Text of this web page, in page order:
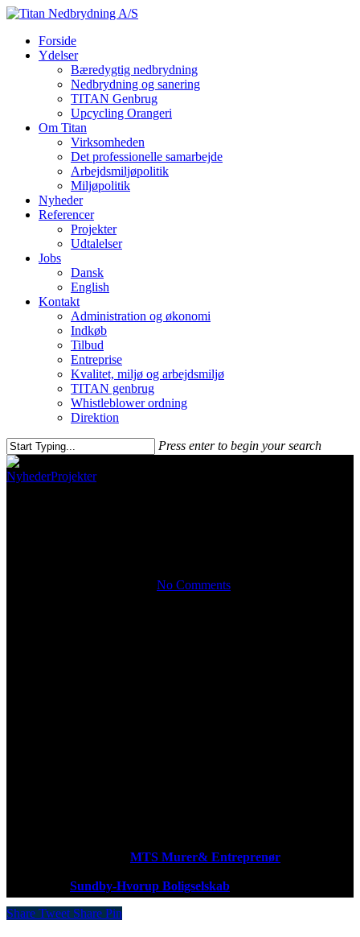
Forside
Ydelser
Bæredygtig nedbrydning
Nedbrydning og sanering
TITAN Genbrug
Upcycling Orangeri
Om Titan
Virksomheden
Det professionelle samarbejde
Arbejdsmiljøpolitik
Miljøpolitik
Nyheder
Referencer
Projekter
Udtalelser
Jobs
Dansk
English
Kontakt
Administration og økonomi
Indkøb
Tilbud
Entreprise
Kvalitet, miljø og arbejdsmiljø
TITAN genbrug
Whistleblower ordning
Direktion
Press enter to begin your search
NyhederProjekter
No Comments
MTS Murer& Entreprenør
Sundby-Hvorup Boligselskab
Share Tweet Share Pin